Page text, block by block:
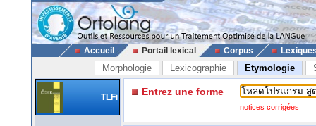
Accueil Portail lexical Corpus
Morphologie Lexicographie Etymologie
TLFi Entrez une forme
notices corrigées